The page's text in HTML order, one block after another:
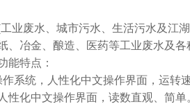
废水、城市污水、生活污水及江湖
、冶金、酿造、医药等工业废水及
能特点：
统，人性化中文操作界面，运转
化中文操作界面，读数直观、简单